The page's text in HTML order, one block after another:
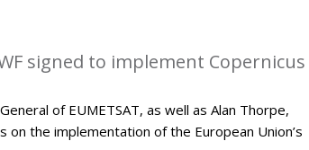
signed to implement Copernicus
of EUMETSAT, as well as Alan Thorpe,
the implementation of the European Union’s